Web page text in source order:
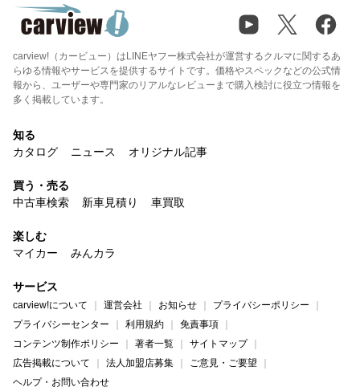
carview!（カービュー）はLINEヤフー株式会社が運営するクルマに関するあ
らゆる情報やサービスを提供するサイトです。価格やスペックなどの公式情
報から、ユーザーや専門家のリアルなレビューまで購入検討に役立つ情報を
多く掲載しています。
知る
カタログ
ニュース オリジナル記事
買う・売る
中古車検索
新車見積り 車買取
楽しむ
マイカー
みんカラ
サービス
carview!について 運営会社 お知らせ
プライバシーポリシー
プライバシーセンター
利用規約
免責事項
コンテンツ制作ポリシー
著者一覧
サイトマップ
広告掲載について
法人加盟店募集
ご意見・ご要望
ヘルプ・お問い合わせ